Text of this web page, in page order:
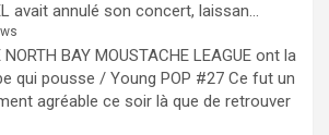
avait annulé son concert, laissan...
NORTH BAY MOUSTACHE LEAGUE ont la
qui pousse / Young POP #27 Ce fut un
agréable ce soir là que de retrouver